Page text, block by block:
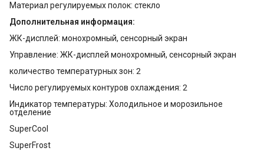
Материал регулируемых полок: стекло
Дополнительная информация:
ЖК-дисплей: монохромный, сенсорный экран
Управление: ЖК-дисплей монохромный, сенсорный экран
количество температурных зон: 2
Число регулируемых контуров охлаждения: 2
Индикатор температуры: Холодильное и морозильное
отделение
SuperCool
SuperFrost